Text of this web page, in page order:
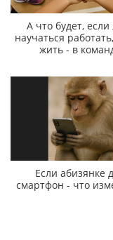
А что будет,
научаться
жить - в
Если абизянке
смартфон - что